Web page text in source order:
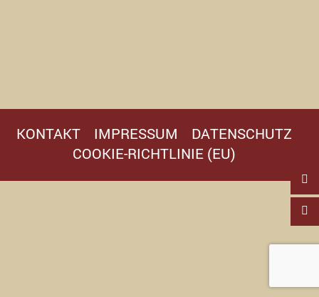
KONTAKT IMPRESSUM
DATENSCHUTZ
COOKIE-RICHTLINIE (EU)